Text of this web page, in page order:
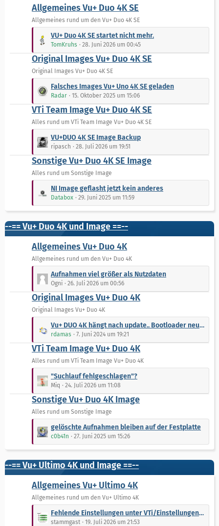
B
e
i
ä
g
e
Allgemeines Vu+ Duo 4K SE
Allgemeines rund um den Vu+ Duo 4K SE
t
z
t
e
i
t
r
e
VU+ Duo 4K SE startet nicht mehr.
TomKruhs 28. Juni 2026 um 00:45
Original Images Vu+ Duo 4K SE
Original Images Vu+ Duo 4K SE
t
z
t
e
i
t
r
e
Falsches Images Vu+ Uno 4K SE geladen
Radar 15. Oktober 2025 um 15:06
VTi Team Image Vu+ Duo 4K SE
Alles rund um VTi Team Image Vu+ Duo 4K SE
t
z
t
e
i
t
r
ä
g
e
VU+DUO 4K SE Image Backup
ripasch 28. Juli 2026 um 19:51
Sonstige Vu+ Duo 4K SE Image
Alles rund um Sonstige Image
t
z
t
B
e
i
ä
g
e
NI Image geflasht jetzt kein anderes
Databox 29. Juni 2025 um 11:59
--== Vu+ Duo 4K und Image ==--
Allgemeines Vu+ Duo 4K
Allgemeines rund um den Vu+ Duo 4K
t
z
t
e
i
t
r
e
Aufnahmen viel größer als Nutzdaten
Ogni 26. Juli 2026 um 00:56
Original Images Vu+ Duo 4K
Original Images Vu+ Duo 4K
t
z
t
e
i
t
r
e
Vu+ DUO 4K hängt nach update.. Bootloader neu installieren.
rdamas 7. Juni 2024 um 19:21
VTi Team Image Vu+ Duo 4K
Alles rund um VTi Team Image Vu+ Duo 4K
t
z
t
e
i
t
r
ä
g
e
"Suchlauf fehlgeschlagen"?
Miq 24. Juli 2026 um 11:08
Sonstige Vu+ Duo 4K Image
Alles rund um Sonstige Image
t
z
t
B
e
i
gelöschte Aufnahmen bleiben auf der Festplatte
c0b41n 27. Juni 2025 um 15:26
--== Vu+ Ultimo 4K und Image ==--
Allgemeines Vu+ Ultimo 4K
Allgemeines rund um den Vu+ Ultimo 4K
Fehlende Einstellungen unter VTi/Einstellungen-Aufnahmen/Papierkorb (5/6)
stammgast 19. Juli 2026 um 21:53